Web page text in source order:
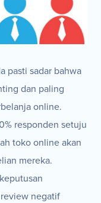
pasti sadar bahwa
dan paling
online.
responden setuju
toko online akan
mereka.
negatif